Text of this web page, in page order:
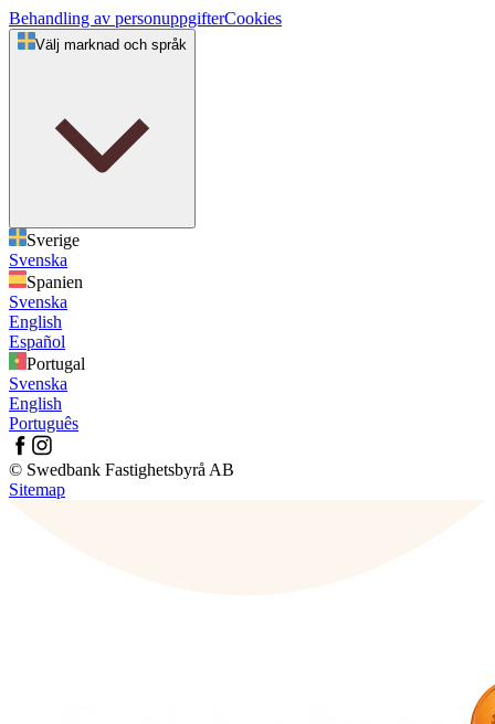
Behandling av personuppgifterCookies
Välj marknad och språk
Sverige
Svenska
Spanien
Svenska
English
Español
Portugal
Svenska
English
Português
© Swedbank Fastighetsbyrå AB
Sitemap